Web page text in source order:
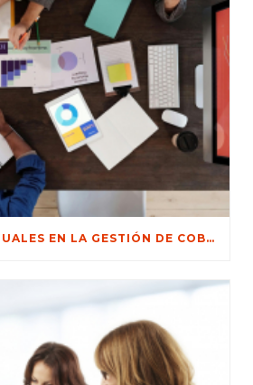
TENDENCIAS ACTUALES EN LA GESTIÓN DE COBRANZAS